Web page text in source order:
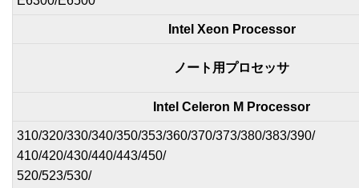
Intel Xeon Processor
ノート用プロセッサ
Intel Celeron M Processor
310/320/330/340/350/353/360/370/373/380/383/390/
410/420/430/440/443/450/
520/523/530/